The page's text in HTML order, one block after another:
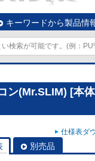
キーワードから製品情
ン(Mr.SLIM) [本
仕様表ダ
別売品